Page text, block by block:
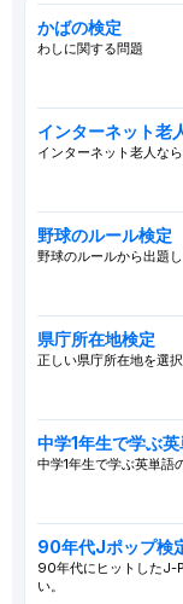
かばの検定
わしに関する問題
インターネット老
インターネット老人な
野球のルール検定
野球のルールから出題し
県庁所在地検定
正しい県庁所在地を選択
中学1年生で学ぶ
中学1年生で学ぶ英単語
90年代Jポップ検
90年代にヒットしたJ-
い。